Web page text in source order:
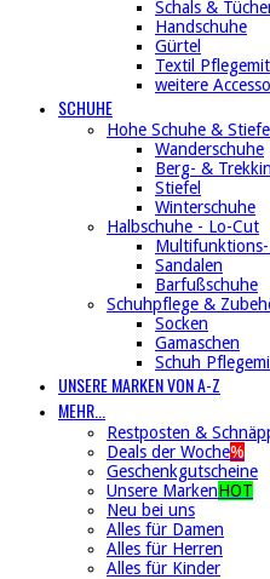
Schals &
Handschuhe
Gürtel
Textil
weitere
SCHUHE
Hohe Schuhe &
Wanderschuhe
Berg- &
Stiefel
Winterschuhe
Halbschuhe - Lo-Cut
Sandalen
Barfußschuhe
Schuhpflege &
Socken
Gamaschen
Schuh
UNSERE MARKEN VON A-Z
MEHR...
Restposten &
Deals der Woche%
Geschenkgutscheine
Unsere MarkenHOT
Neu bei uns
Alles für Damen
Alles für Herren
Alles für Kinder